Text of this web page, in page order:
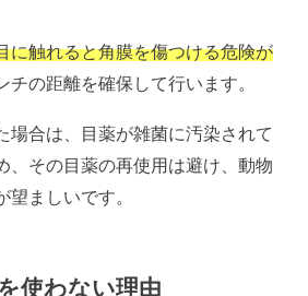
に触れると角膜を傷つける危険が
チの距離を確保して行います。
場合は、目薬が雑菌に汚染されて
、その目薬の再使用は避け、動物
ましいです。
使わない理由